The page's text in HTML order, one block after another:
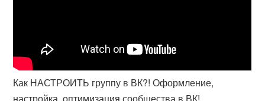
Как НАСТРОИТЬ группу в ВК?! Оформление,